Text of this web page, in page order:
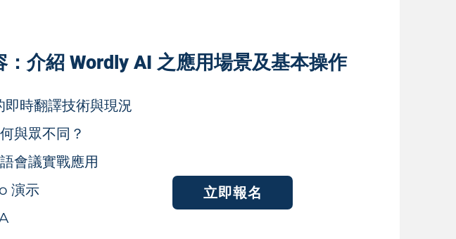
：介紹 Wordly AI 之應用場景及基本操作
即時翻譯技術與現況
與眾不同？
會議實戰應用
演示
立即報名